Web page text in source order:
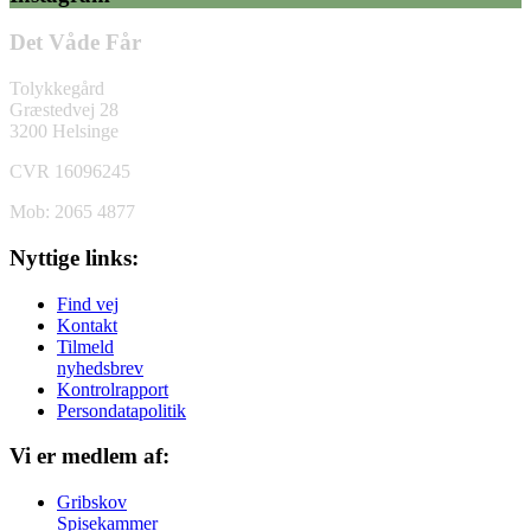
Det Våde Får
Tolykkegård
Græstedvej 28
3200 Helsinge
CVR 16096245
Mob: 2065 4877
Nyttige links:
Find vej
Kontakt
Tilmeld
nyhedsbrev
Kontrolrapport
Persondatapolitik
Vi er medlem af:
Gribskov
Spisekammer